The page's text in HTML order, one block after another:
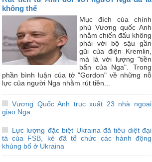
không thể
Mục đích của chính
phủ Vương quốc Anh
nhằm chiến đấu không
phải với bộ sậu gần
gũi của điện Kremlin,
mà là với lượng "tiền
bẩn của Nga". Trong
phần bình luận của tờ "Gordon" về những nỗ
lực của người Nga nhằm rút tiền...
Vương Quốc Anh trục xuất 23 nhà ngoại
giao Nga
Lực lượng đặc biệt Ukraina đã tiêu diệt đại
tá của FSB, kẻ đã tổ chức các hành động
khủng bố ở Ukraina